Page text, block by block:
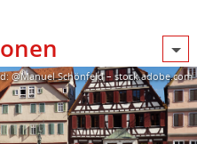
@Manuel Schönfeld – stock.adobe.com